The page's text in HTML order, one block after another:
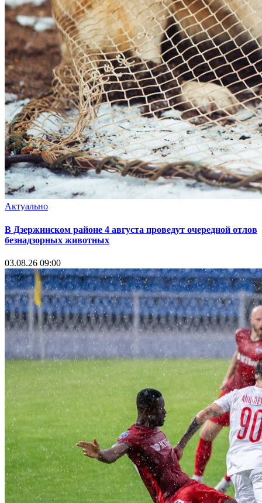
Актуально
В Дзержинском районе 4 августа проведут очередной отлов
безнадзорных животных
03.08.26 09:00